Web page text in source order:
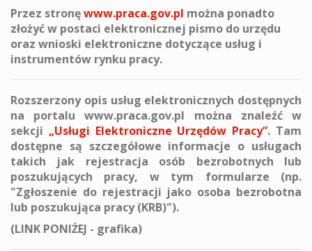
Przez stronęwww.praca.gov.pl można ponadto
złożyć w postaci elektronicznej pismo do urzędu
oraz wnioski elektroniczne dotyczące usług i
instrumentów rynku pracy.
Rozszerzony opis usług elektronicznych dostępnych
na portalu www.praca.gov.pl można znaleźć w
sekcji „Usługi Elektroniczne Urzędów Pracy”. Tam
dostępne są szczegółowe informacje o usługach
takich jak rejestracja osób bezrobotnych lub
poszukujących pracy, w tym formularze (np.
"Zgłoszenie do rejestracji jako osoba bezrobotna
lub poszukująca pracy (KRB)").
(LINK PONIŻEJ - grafika)